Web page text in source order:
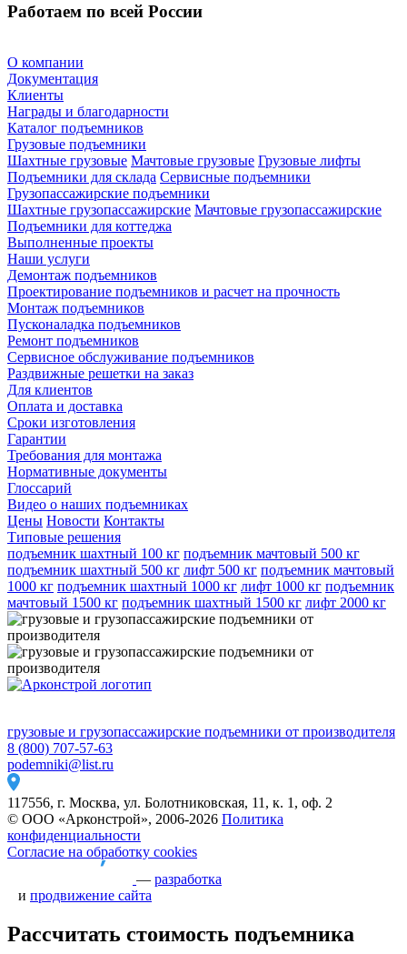
Работаем по всей России
О компании
Документация
Клиенты
Награды и благодарности
Каталог подъемников
Грузовые подъемники
Шахтные грузовые Мачтовые грузовые Грузовые лифты
Подъемники для склада Сервисные подъемники
Грузопассажирские подъемники
Шахтные грузопассажирские Мачтовые грузопассажирские
Подъемники для коттеджа
Выполненные проекты
Наши услуги
Демонтаж подъемников
Проектирование подъемников и расчет на прочность
Монтаж подъемников
Пусконаладка подъемников
Ремонт подъемников
Сервисное обслуживание подъемников
Раздвижные решетки на заказ
Для клиентов
Оплата и доставка
Сроки изготовления
Гарантии
Требования для монтажа
Нормативные документы
Глоссарий
Видео о наших подъемниках
Цены Новости Контакты
Типовые решения
подъемник шахтный 100 кг подъемник мачтовый 500 кг
подъемник шахтный 500 кг лифт 500 кг подъемник мачтовый
1000 кг подъемник шахтный 1000 кг лифт 1000 кг подъемник
мачтовый 1500 кг подъемник шахтный 1500 кг лифт 2000 кг
грузовые и грузопассажирские подъемники от производителя
8 (800) 707-57-63
podemniki@list.ru
117556, г. Москва, ул. Болотниковская, 11, к. 1, оф. 2
© ООО «Арконстрой», 2006-2026 Политика
конфиденциальности
Согласие на обработку cookies
— разработка
и продвижение сайта
Рассчитать стоимость подъемника